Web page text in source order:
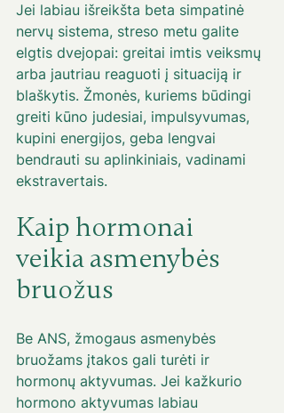
Jei labiau išreikšta beta simpatinė
nervų sistema, streso metu galite
elgtis dvejopai: greitai imtis veiksmų
arba jautriau reaguoti į situaciją ir
blaškytis. Žmonės, kuriems būdingi
greiti kūno judesiai, impulsyvumas,
kupini energijos, geba lengvai
bendrauti su aplinkiniais, vadinami
ekstravertais.
Kaip hormonai
veikia asmenybės
bruožus
Be ANS, žmogaus asmenybės
bruožams įtakos gali turėti ir
hormonų aktyvumas. Jei kažkurio
hormono aktyvumas labiau